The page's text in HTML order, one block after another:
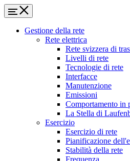
Gestione della rete
Rete elettrica
Rete svizzera di
Livelli di rete
Tecnologie di rete
Interfacce
Manutenzione
Emissioni
Comportamento in
La Stella di
Esercizio
Esercizio di rete
Pianificazione
Stabilità della rete
Frequenza